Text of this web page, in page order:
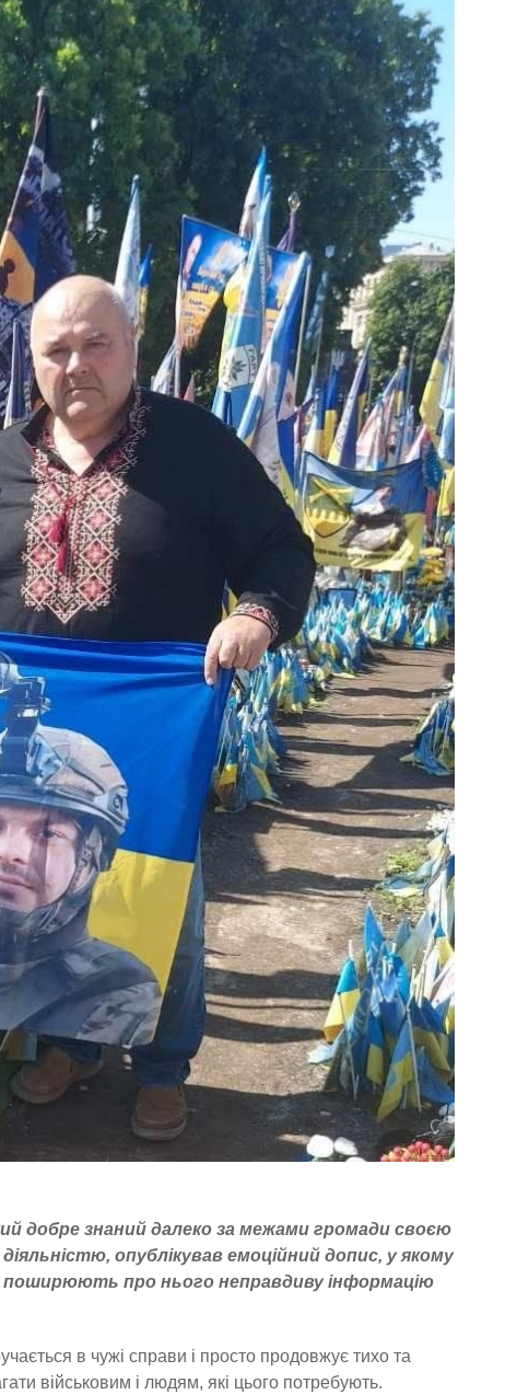
добре знаний далеко за межами громади своєю
опублікував емоційний допис, у якому
поширюють про нього неправдиву інформацію
в чужі справи і просто продовжує тихо та
військовим і людям, які цього потребують.